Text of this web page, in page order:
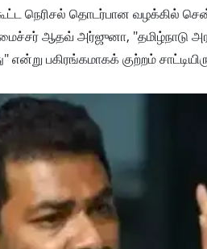
நெரிசல் தொடர்பான வழக்கில்
அமைச்சர் ஆதவ் அர்ஜுனா,
பகிரங்கமாகக் குற்றம்